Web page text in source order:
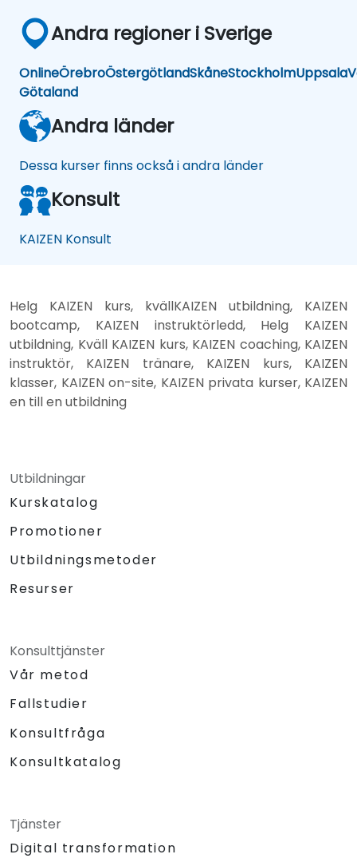
Andra regioner i Sverige
OnlineÖrebroÖstergötlandSkåneStockholmUppsala
Götaland
Andra länder
Dessa kurser finns också i andra länder
Konsult
KAIZEN Konsult
Helg KAIZEN kurs, kvällKAIZEN utbildning, KAIZEN
bootcamp, KAIZEN instruktörledd, Helg KAIZEN
utbildning, Kväll KAIZEN kurs, KAIZEN coaching, KAIZEN
instruktör, KAIZEN tränare, KAIZEN kurs, KAIZEN
klasser, KAIZEN on-site, KAIZEN privata kurser, KAIZEN
en till en utbildning
Utbildningar
Kurskatalog
Promotioner
Utbildningsmetoder
Resurser
Konsulttjänster
Vår metod
Fallstudier
Konsultfråga
Konsultkatalog
Tjänster
Digital transformation